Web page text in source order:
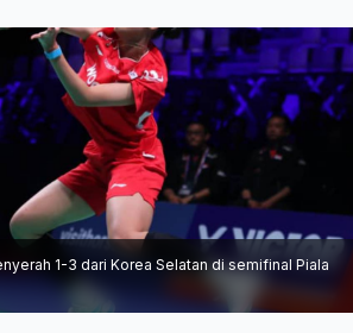
1-3 dari Korea Selatan di semifinal Piala